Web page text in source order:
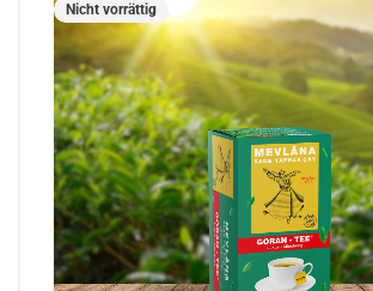
Nicht vorrättig